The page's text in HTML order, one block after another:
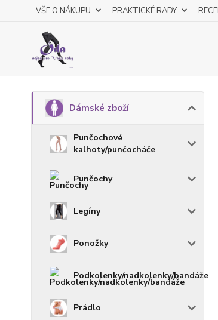
VŠE O NÁKUPU PRAKTICKÉ RADY
Dámské zboží
Punčochové
kalhoty/punčocháče
Punčochy
Legíny
Ponožky
Podkolenky/nadkolenky/bandáže
Prádlo